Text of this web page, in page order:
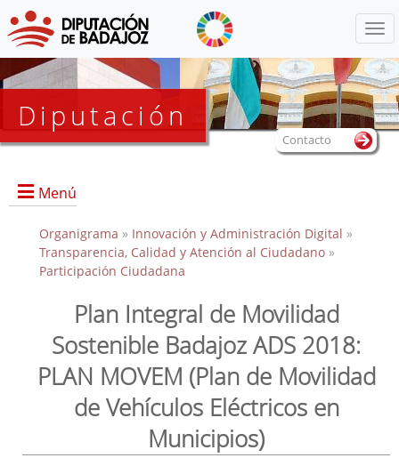
Diputación
Menú
Organigrama » Innovación y Administración Digital »
Transparencia, Calidad y Atención al Ciudadano»
Participación Ciudadana
Plan Integral de Movilidad
Sostenible Badajoz ADS 2018:
PLAN MOVEM (Plan de Movilidad
de Vehículos Eléctricos en
Municipios)
Contacto